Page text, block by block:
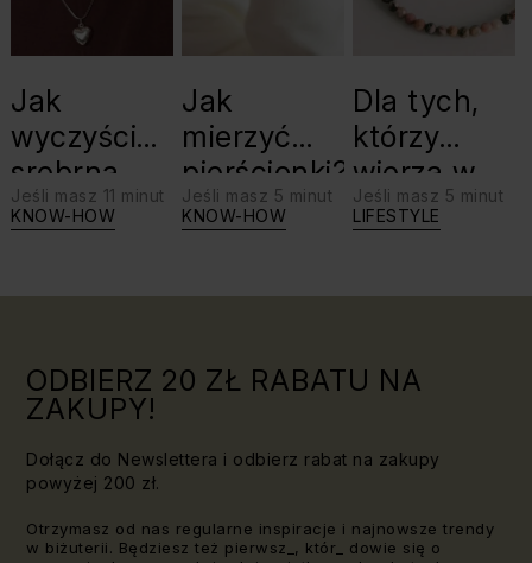
Jak
wyczyścić
srebrną
biżuterię?
Jeśli masz 11 minut
KNOW-HOW
Jak
mierzyć
pierścionki?
Jeśli masz 5 minut
KNOW-HOW
Dla tych,
którzy
wierzą w
swoje siły:
Jeśli masz 5 minut
LIFESTYLE
ODBIERZ 20 ZŁ RABATU NA
ZAKUPY!
Dołącz do Newslettera i odbierz rabat na zakupy
powyżej 200 zł.
Otrzymasz od nas regularne inspiracje i najnowsze trendy
w biżuterii. Będziesz też pierwsz_, któr_ dowie się o